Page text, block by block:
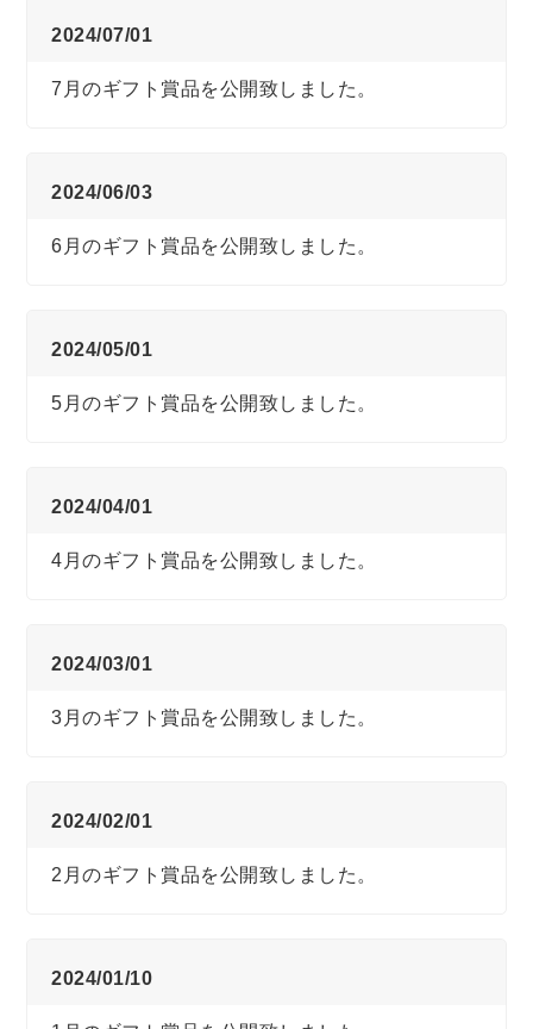
2024/07/01
7月のギフト賞品を公開致しました。
2024/06/03
6月のギフト賞品を公開致しました。
2024/05/01
5月のギフト賞品を公開致しました。
2024/04/01
4月のギフト賞品を公開致しました。
2024/03/01
3月のギフト賞品を公開致しました。
2024/02/01
2月のギフト賞品を公開致しました。
2024/01/10